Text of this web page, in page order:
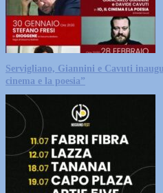
Servigliano, Giannini e Cavuti
cinema e la poesia”